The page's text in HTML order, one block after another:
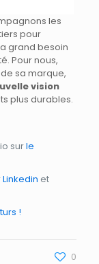
les
pour
grand besoin
Pour nous,
sa marque,
vision
plus durables.
surle
Linkedin et
!
0